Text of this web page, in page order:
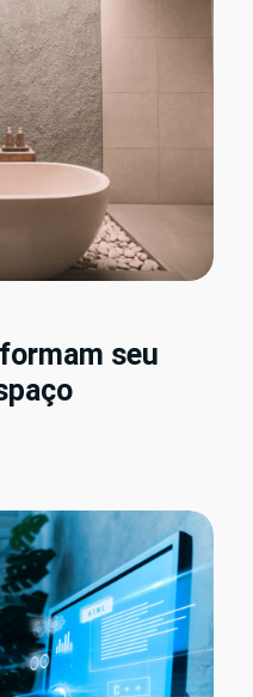
seu